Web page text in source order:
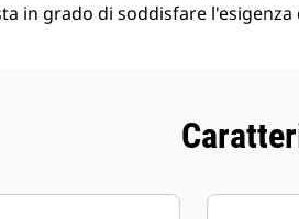
in grado di soddisfare